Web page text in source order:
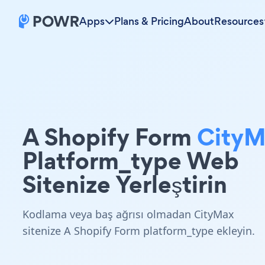
Apps Plans & PricingAboutResources
A Shopify Form
Platform_type Web
Sitenize Yerleştirin
Kodlama veya baş ağrısı olmadan CityMax
sitenize A Shopify Form platform_type ekleyin.